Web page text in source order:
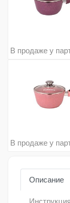
В продаже у
В продаже у
Описание